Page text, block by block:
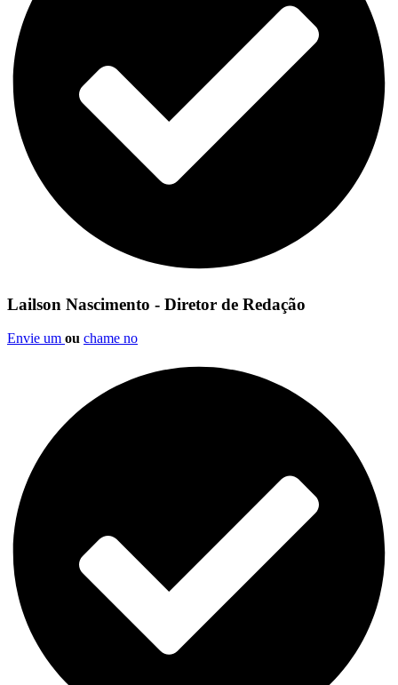
Lailson Nascimento - Diretor de Redação
Envie um ou chame no